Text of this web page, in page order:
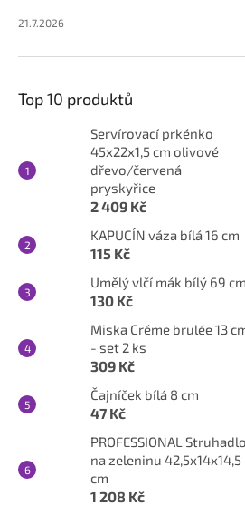
21.7.2026
Top 10 produktů
Servírovací prkénko
45x22x1,5 cm olivové
dřevo/červená
pryskyřice
2 409 Kč
KAPUCÍN váza bílá 16 cm
115 Kč
Umělý vlčí mák bílý 69 cm
130 Kč
Miska Créme brulée 13
- set 2 ks
309 Kč
Čajníček bílá 8 cm
47 Kč
PROFESSIONAL Struhadlo
na zeleninu 42,5x14x14,5
cm
1 208 Kč